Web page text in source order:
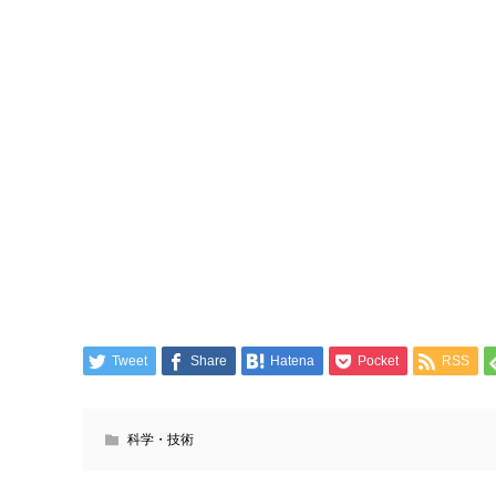
Tweet Share Hatena Pocket RSS
科学・技術